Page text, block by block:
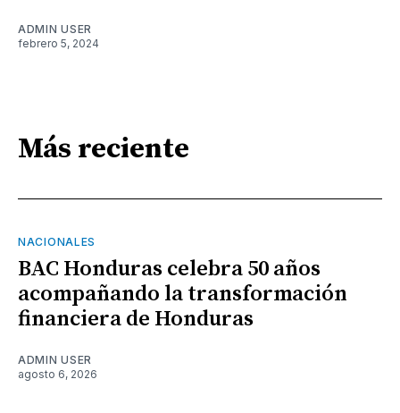
ADMIN USER
febrero 5, 2024
Más reciente
NACIONALES
BAC Honduras celebra 50 años
acompañando la transformación
financiera de Honduras
ADMIN USER
agosto 6, 2026